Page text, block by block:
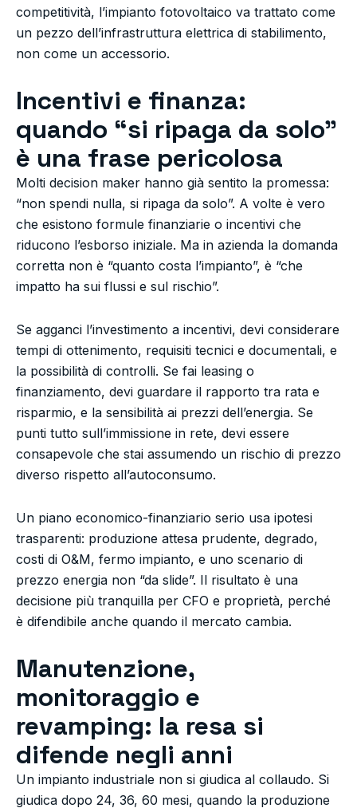
competitività, l’impianto fotovoltaico va trattato come
un pezzo dell’infrastruttura elettrica di stabilimento,
non come un accessorio.
Incentivi e finanza:
quando “si ripaga da solo”
è una frase pericolosa
Molti decision maker hanno già sentito la promessa:
“non spendi nulla, si ripaga da solo”. A volte è vero
che esistono formule finanziarie o incentivi che
riducono l’esborso iniziale. Ma in azienda la domanda
corretta non è “quanto costa l’impianto”, è “che
impatto ha sui flussi e sul rischio”.
Se agganci l’investimento a incentivi, devi considerare
tempi di ottenimento, requisiti tecnici e documentali, e
la possibilità di controlli. Se fai leasing o
finanziamento, devi guardare il rapporto tra rata e
risparmio, e la sensibilità ai prezzi dell’energia. Se
punti tutto sull’immissione in rete, devi essere
consapevole che stai assumendo un rischio di prezzo
diverso rispetto all’autoconsumo.
Un piano economico-finanziario serio usa ipotesi
trasparenti: produzione attesa prudente, degrado,
costi di O&M, fermo impianto, e uno scenario di
prezzo energia non “da slide”. Il risultato è una
decisione più tranquilla per CFO e proprietà, perché
è difendibile anche quando il mercato cambia.
Manutenzione,
monitoraggio e
revamping: la resa si
difende negli anni
Un impianto industriale non si giudica al collaudo. Si
giudica dopo 24, 36, 60 mesi, quando la produzione